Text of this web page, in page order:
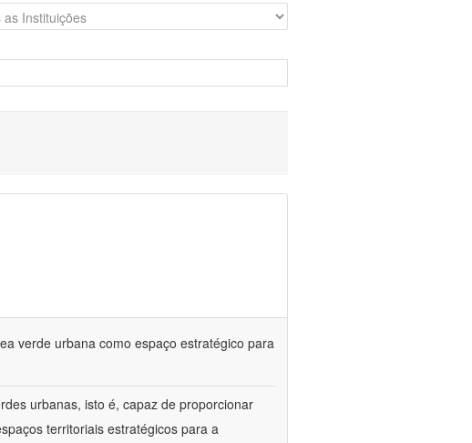
verde urbana como espaço estratégico para
urbanas, isto é, capaz de proporcionar
territoriais estratégicos para a